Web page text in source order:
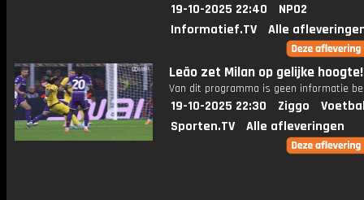
19-10-2025 22:40
NPO2
Informatief.TV
Alle
Leão zet Milan op gelijke hoogte!
Van dit programma is geen informatie
19-10-2025 22:30 Ziggo
Sporten.TV
Alle afleveringen